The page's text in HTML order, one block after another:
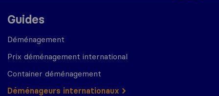
Guides
Déménagement
Prix déménagement international
Container déménagement
Déménageurs internationaux